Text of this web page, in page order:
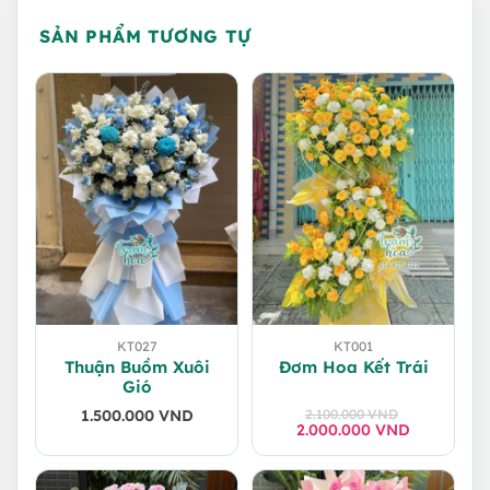
SẢN PHẨM TƯƠNG TỰ
KT027
Thuận Buồm Xuôi
Gió
1.500.000 VND
KT001
Đơm Hoa Kết Trái
2.100.000VND
Giá
2.100.000 VND.
2.000.000 VND
Giá
là: